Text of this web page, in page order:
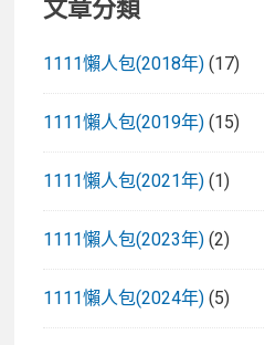
文章分類
1111懶人包(2018年) (17)
1111懶人包(2019年) (15)
1111懶人包(2021年) (1)
1111懶人包(2023年) (2)
1111懶人包(2024年) (5)